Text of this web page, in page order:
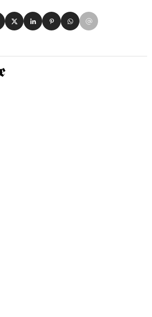
su Facebook
Condividi su X
Condividi su LinkedIn
Condividi su Pinterest
Condividi su WhatsApp
Condividi su Email